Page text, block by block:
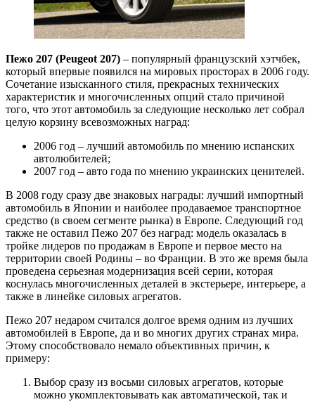
Пежо 207 (Peugeot 207) – популярный французский хэтчбек,
который впервые появился на мировых просторах в 2006 году.
Сочетание изысканного стиля, прекрасных технических
характеристик и многочисленных опций стало причиной
того, что этот автомобиль за следующие несколько лет собрал
целую корзину всевозможных наград:
2006 год – лучший автомобиль по мнению испанских
автолюбителей;
2007 год – авто года по мнению украинских ценителей.
В 2008 году сразу две знаковых награды: лучший импортный
автомобиль в Японии и наиболее продаваемое транспортное
средство (в своем сегменте рынка) в Европе. Следующий год
также не оставил Пежо 207 без наград: модель оказалась в
тройке лидеров по продажам в Европе и первое место на
территории своей Родины – во Франции. В это же время была
проведена серьезная модернизация всей серии, которая
коснулась многочисленных деталей в экстерьере, интерьере, а
также в линейке силовых агрегатов.
Пежо 207 недаром считался долгое время одним из лучших
автомобилей в Европе, да и во многих других странах мира.
Этому способствовало немало объективных причин, к
примеру:
Выбор сразу из восьми силовых агрегатов, которые
можно укомплектовывать как автоматической, так и